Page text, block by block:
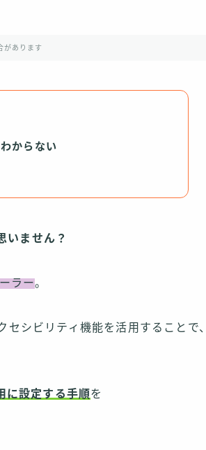
があります
からない
いません？
ラー。
シビリティ機能を活用することで、
設定する手順を